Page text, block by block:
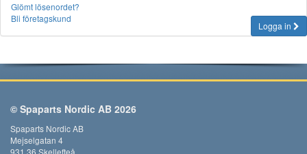
Glömt lösenordet?
Bli företagskund
Logga in
© Spaparts Nordic AB 2026
Spaparts Nordic AB
Mejselgatan 4